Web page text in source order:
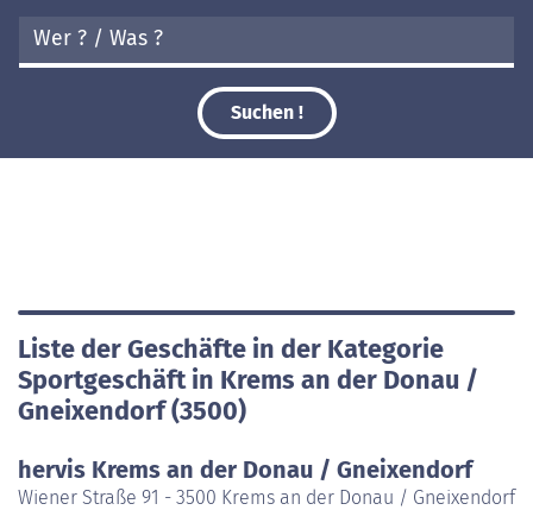
Suchen !
Liste der Geschäfte in der Kategorie
Sportgeschäft in Krems an der Donau /
Gneixendorf (3500)
hervis Krems an der Donau / Gneixendorf
Wiener Straße 91 - 3500 Krems an der Donau / Gneixendorf